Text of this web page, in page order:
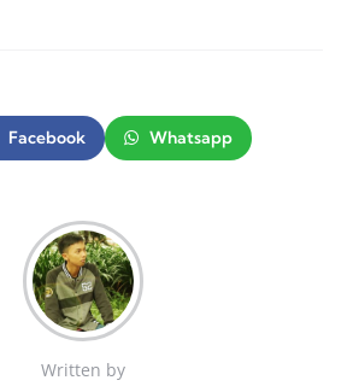
Facebook Whatsapp
Written by